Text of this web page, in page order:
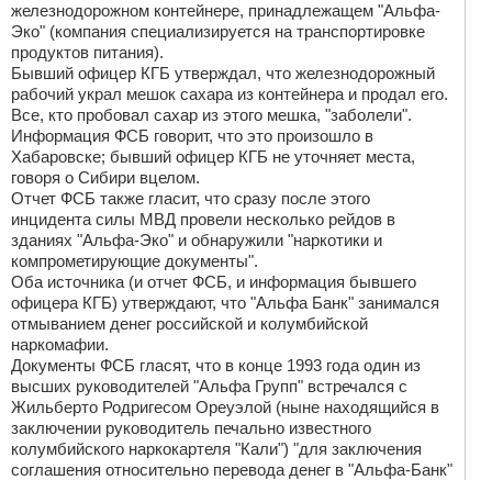
железнодорожном контейнере, принадлежащем "Альфа-
Эко" (компания специализируется на транспортировке
продуктов питания).
Бывший офицер КГБ утверждал, что железнодорожный
рабочий украл мешок сахара из контейнера и продал его.
Все, кто пробовал сахар из этого мешка, "заболели".
Информация ФСБ говорит, что это произошло в
Хабаровске; бывший офицер КГБ не уточняет места,
говоря о Сибири вцелом.
Отчет ФСБ также гласит, что сразу после этого
инцидента силы МВД провели несколько рейдов в
зданиях "Альфа-Эко" и обнаружили "наркотики и
компрометирующие документы".
Оба источника (и отчет ФСБ, и информация бывшего
офицера КГБ) утверждают, что "Альфа Банк" занимался
отмыванием денег российской и колумбийской
наркомафии.
Документы ФСБ гласят, что в конце 1993 года один из
высших руководителей "Альфа Групп" встречался с
Жильберто Родригесом Ореуэлой (ныне находящийся в
заключении руководитель печально известного
колумбийского наркокартеля "Кали") "для заключения
соглашения относительно перевода денег в "Альфа-Банк"